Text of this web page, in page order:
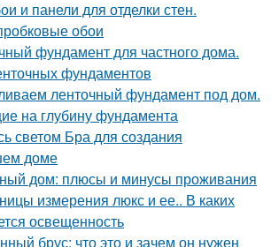
и панели для отделки стен.
обои
фундамент для частного дома.
фундаментов
ленточный фундамент под дом.
на глубину фундамента
светом Бра для создания
доме
дом: плюсы и минусы проживания
измерения люкс и ее.. В каких
освещенность
брус: что это и зачем он нужен